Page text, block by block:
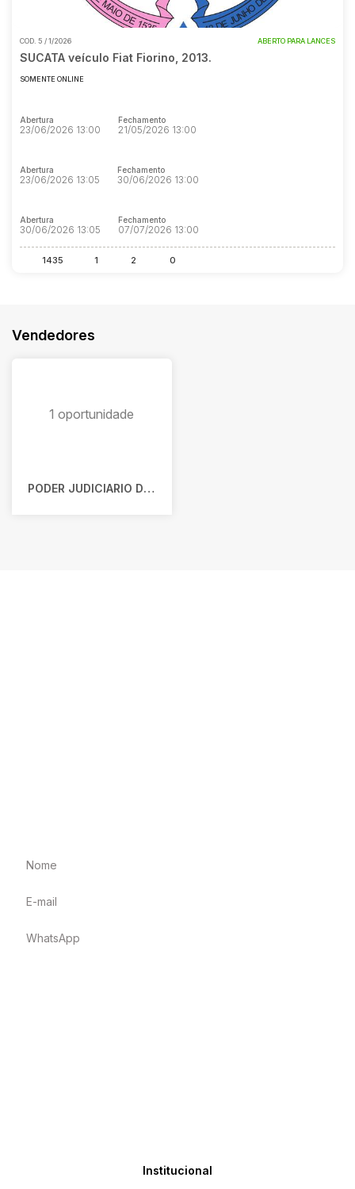
Pesquisar
COD. 5 / 1/2026 ABERTO PARA LANCES
SUCATA veículo Fiat Fiorino, 2013.
SOMENTE ONLINE
Abertura
23/06/2026 13:00
Fechamento
21/05/2026 13:00
Abertura
23/06/2026 13:05
Fechamento
30/06/2026 13:00
Abertura
30/06/2026 13:05
Fechamento
07/07/2026 13:00
1435 1 2 0
Vendedores
1 oportunidade
PODER JUDICIARIO DO ESTADO DO ESPIRITO SANTO
Institucional